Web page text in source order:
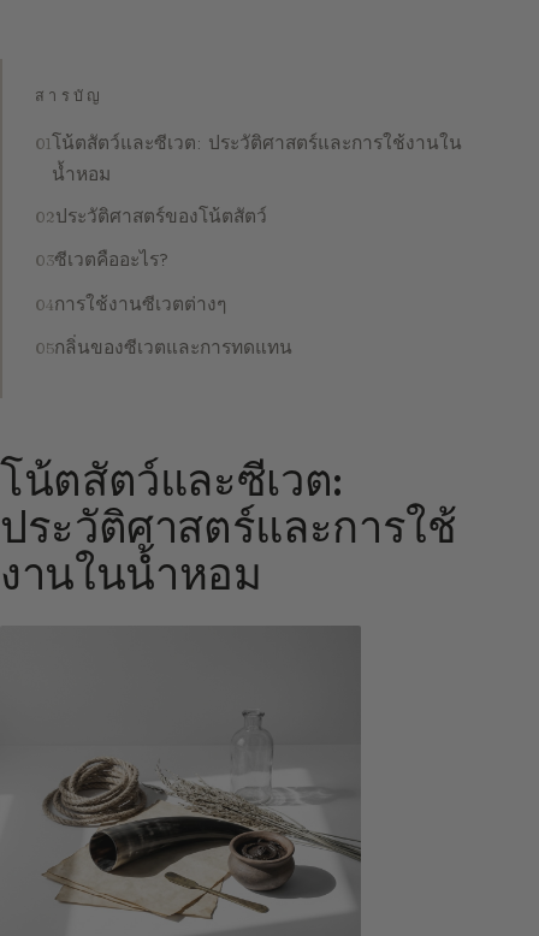
สารบัญ
โน้ตสัตว์และซีเวต: ประวัติศาสตร์และการใช้งานใน
น้ำหอม
ประวัติศาสตร์ของโน้ตสัตว์
ซีเวตคืออะไร?
การใช้งานซีเวตต่างๆ
กลิ่นของซีเวตและการทดแทน
โน้ตสัตว์และซีเวต:
ประวัติศาสตร์และการใช้
งานในน้ำหอม